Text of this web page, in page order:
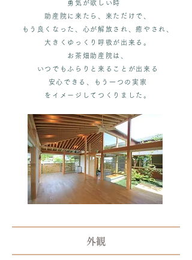
勇気が欲しい時
助産院に来たら、来ただけで、
もう良くなった、心が解放され、癒やされ、
大きくゆっくり呼吸が出来る。
お茶畑助産院は、
いつでもふらりと来ることが出来る
安心できる、もう一つの実家
をイメージしてつくりました。
​外観